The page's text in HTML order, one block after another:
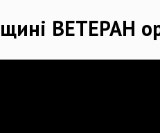
ВЕТЕРАН